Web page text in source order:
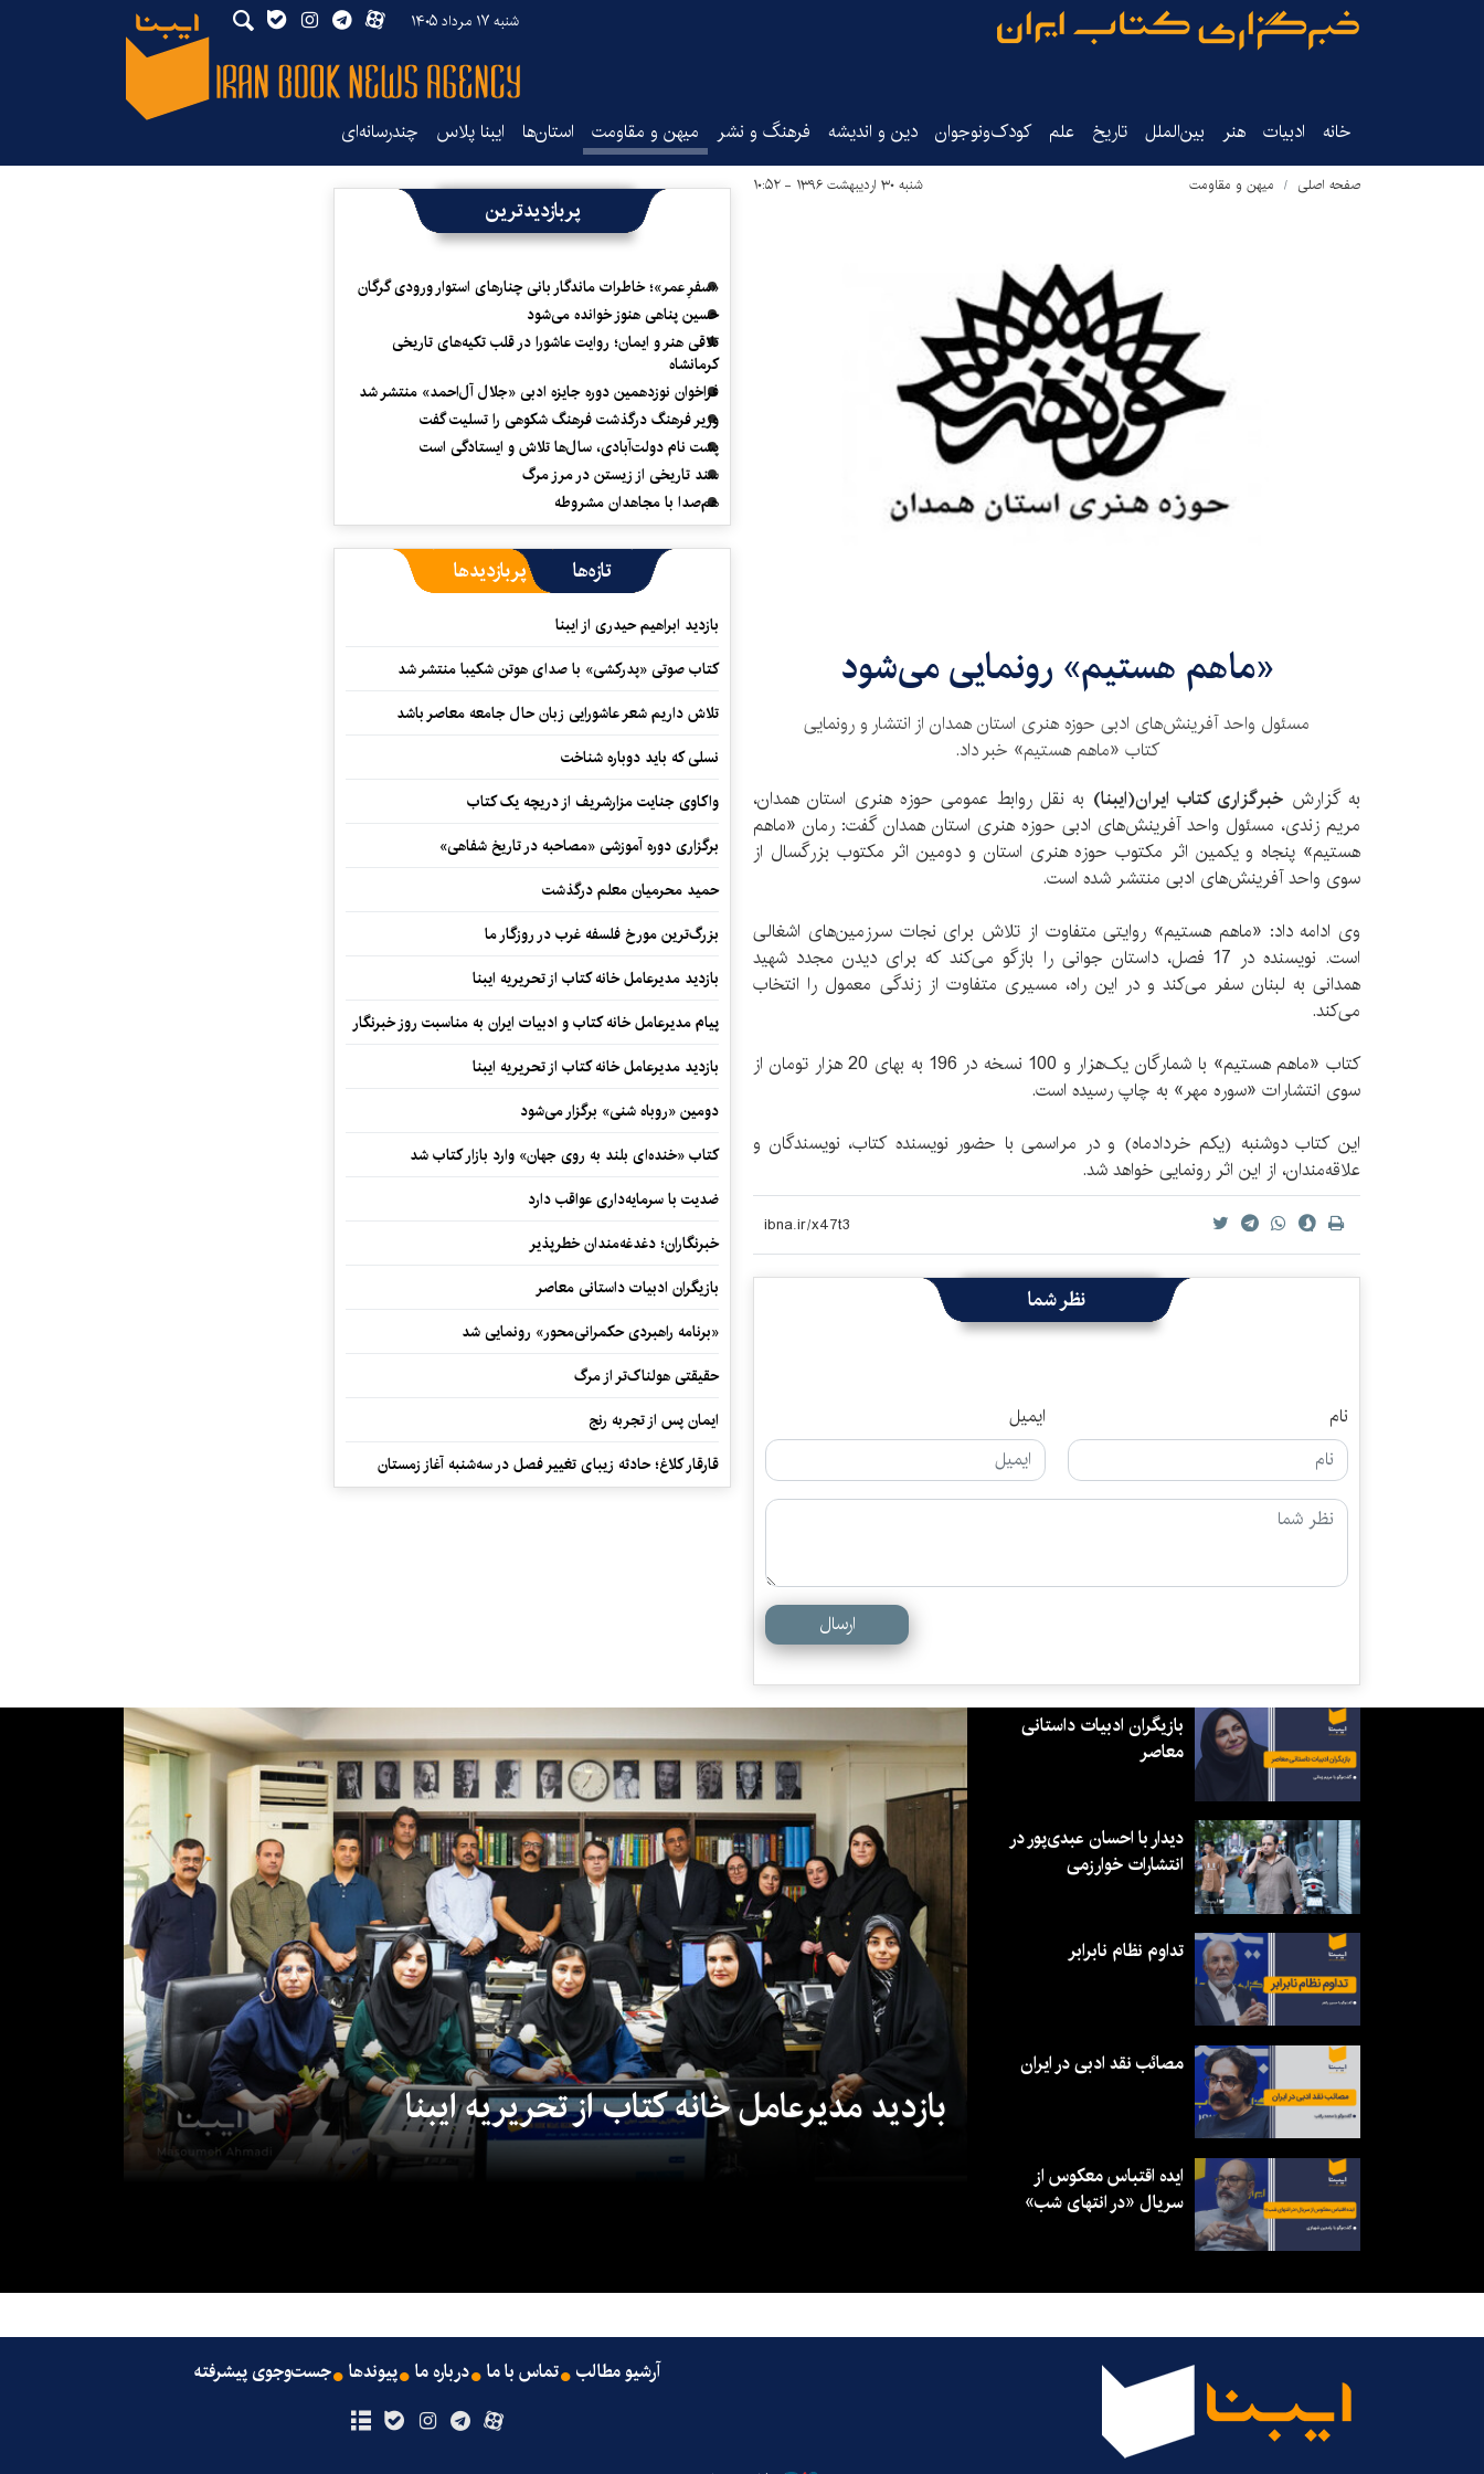
شنبه ۱۷ مرداد ۱۴۰۵
خانه ادبیات هنر بین‌الملل تاریخ‌ علم کودک‌ونوجوان دین و اندیشه فرهنگ و نشر میهن و مقاومت استان‌ها ایبنا پلاس چندرسانه‌ای
صفحه اصلی میهن و مقاومت شنبه ۳۰ اردیبهشت ۱۳۹۶ - ۱۰:۵۲
​«ماهم هستیم» رونمایی می‌شود
مسئول واحد آفرینش‌های ادبی حوزه هنری استان همدان از انتشار و رونمایی
کتاب «ماهم هستیم» خبر داد.
به گزارش خبرگزاری کتاب ایران‌(ایبنا) به نقل روابط عمومی حوزه هنری استان همدان،
مریم زندی، مسئول واحد آفرینش‌های ادبی حوزه هنری استان همدان گفت: رمان «ماهم
هستیم» پنجاه و یکمین اثر مکتوب حوزه هنری استان و دومین اثر مکتوب بزرگسال از
سوی واحد آفرینش‌های ادبی منتشر شده است.
وی ادامه داد: «ماهم هستیم» روایتی متفاوت از تلاش برای نجات سرزمین‌های اشغالی
است. نویسنده در 17 فصل، داستان جوانی را بازگو می‌کند که برای دیدن مجدد شهید
همدانی به لبنان سفر می‌کند و در این راه، مسیری متفاوت از زندگی معمول را انتخاب
می‌کند.
کتاب «ماهم هستیم» با شمارگان یک‌هزار و 100 نسخه در 196 به بهای 20 هزار تومان از
سوی انتشارات «سوره مهر» به چاپ رسیده است.
این کتاب دوشنبه (یکم خرداد‌ماه) و در مراسمی با حضور نویسنده کتاب، نویسندگان و
علاقه‌مندان، از این اثر رونمایی خواهد شد.
نظر شما
نام ایمیل
ارسال
پربازدیدترین
«سفرِ عمر»؛ خاطرات ماندگار بانی چنارهای استوار ورودی گرگان
حسین پناهی هنوز خوانده می‌شود
تلاقی هنر و ایمان؛ روایت عاشورا در قلب تکیه‌های تاریخی
کرمانشاه
فراخوان نوزدهمین دوره جایزه ادبی «جلال آل‌احمد» منتشر شد
وزیر فرهنگ درگذشت فرهنگ شکوهی را تسلیت گفت
پشت نام دولت‌آبادی، سال‌ها تلاش و ایستادگی است
سند تاریخی از زیستن در مرز مرگ
هم‌صدا با مجاهدان مشروطه
تازه‌ها پربازدیدها
بازدید ابراهیم حیدری از ایبنا
کتاب صوتی «پدرکشی» با صدای هوتن شکیبا منتشر شد
تلاش داریم شعر عاشورایی زبان حال جامعه معاصر باشد
نسلی که باید دوباره شناخت
واکاوی جنایت مزارشریف از دریچه یک کتاب
برگزاری دوره آموزشی «مصاحبه در تاریخ شفاهی»
حمید محرمیان معلم درگذشت
بزرگ‌ترین مورخ فلسفه غرب در روزگار ما
بازدید مدیرعامل خانه کتاب از تحریریه ایبنا
پیام مدیرعامل خانه کتاب و ادبیات ایران به مناسبت روز خبرنگار
بازدید مدیرعامل خانه کتاب از تحریریه ایبنا
دومین «روباه شنی» برگزار می‌شود
کتاب «خنده‌ای بلند به روی جهان» وارد بازار کتاب شد
ضدیت با سرمایه‌داری عواقب دارد
خبرنگاران؛ دغدغه‌مندان خطرپذیر
بازیگران ادبیات داستانی معاصر
«برنامه راهبردی حکمرانی‌محور» رونمایی شد
حقیقتی هولناک‌تر از مرگ
ایمان پس از تجربه رنج
قارقار کلاغ؛ حادثه زیبای تغییر فصل در سه‌شنبه آغاز زمستان
بازدید مدیرعامل خانه کتاب از تحریریه ایبنا
بازیگران ادبیات داستانی
معاصر
دیدار با احسان عبدی‌پور در
انتشارات خوارزمی
تداوم نظام نابرابر
مصائب نقد ادبی در ایران
ایده اقتباس معکوس از
سریال «در انتهای شب»
آرشیو مطالب تماس با ما درباره ما پیوندها جست‌وجوی پیشرفته